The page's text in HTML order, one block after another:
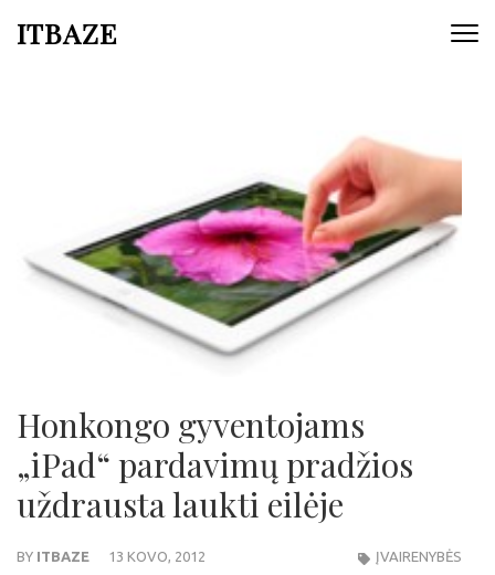
ITBAZE
Honkongo gyventojams
„iPad“ pardavimų pradžios
uždrausta laukti eilėje
BY ITBAZE 13 KOVO, 2012 ĮVAIRENYBĖS